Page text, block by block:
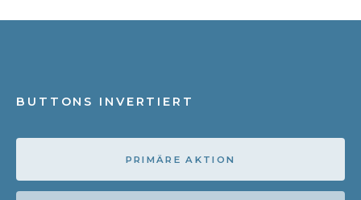
BUTTONS INVERTIERT
PRIMÄRE AKTION